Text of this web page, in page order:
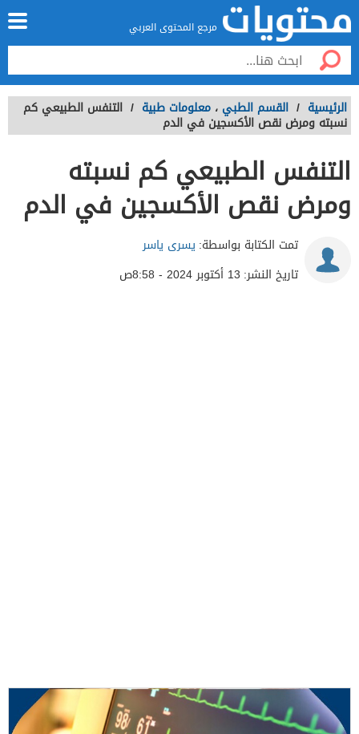
مرجع المحتوى العربي
الرئيسية / القسم الطبي ، معلومات طبية / التنفس الطبيعي كم
نسبته ومرض نقص الأكسجين في الدم
التنفس الطبيعي كم نسبته
ومرض نقص الأكسجين في الدم
تمت الكتابة بواسطة: يسرى ياسر
تاريخ النشر: 13 أكتوبر 2024 - 8:58ص